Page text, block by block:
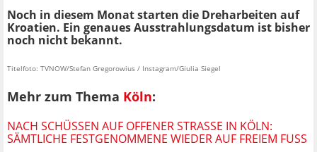
Noch in diesem Monat starten die Dreharbeiten auf
Kroatien. Ein genaues Ausstrahlungsdatum ist bisher
noch nicht bekannt.
Titelfoto: TVNOW/Stefan Gregorowius / Instagram/Giulia Siegel
Mehr zum Thema Köln:
NACH SCHÜSSEN AUF OFFENER STRASSE IN KÖLN: S
ÄMTLICHE FESTGENOMMENE WIEDER AUF FREIEM FUSS